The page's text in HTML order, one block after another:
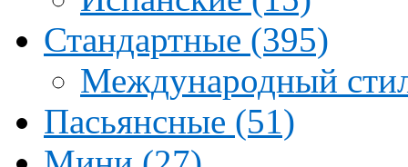
Стандартные (395)
Международный
Пасьянсные (51)